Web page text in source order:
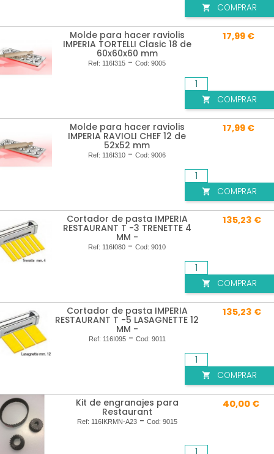
 COMPRAR
Molde para hacer raviolis
IMPERIA TORTELLI Clasic 18 de
60x60x60 mm
Ref: 116I315 - Cod: 9005
17,99 €
 COMPRAR
Molde para hacer raviolis
IMPERIA RAVIOLI CHEF 12 de
52x52 mm
Ref: 116I310 - Cod: 9006
17,99 €
 COMPRAR
Cortador de pasta IMPERIA
RESTAURANT T -3 TRENETTE 4
MM -
Ref: 116I080 - Cod: 9010
135,23 €
 COMPRAR
Cortador de pasta IMPERIA
RESTAURANT T -5 LASAGNETTE 12
MM -
Ref: 116I095- Cod: 9011
135,23 €
 COMPRAR
Kit de engranajes para
Restaurant
Ref: 116IKRMN-A23- Cod: 9015
40,00 €